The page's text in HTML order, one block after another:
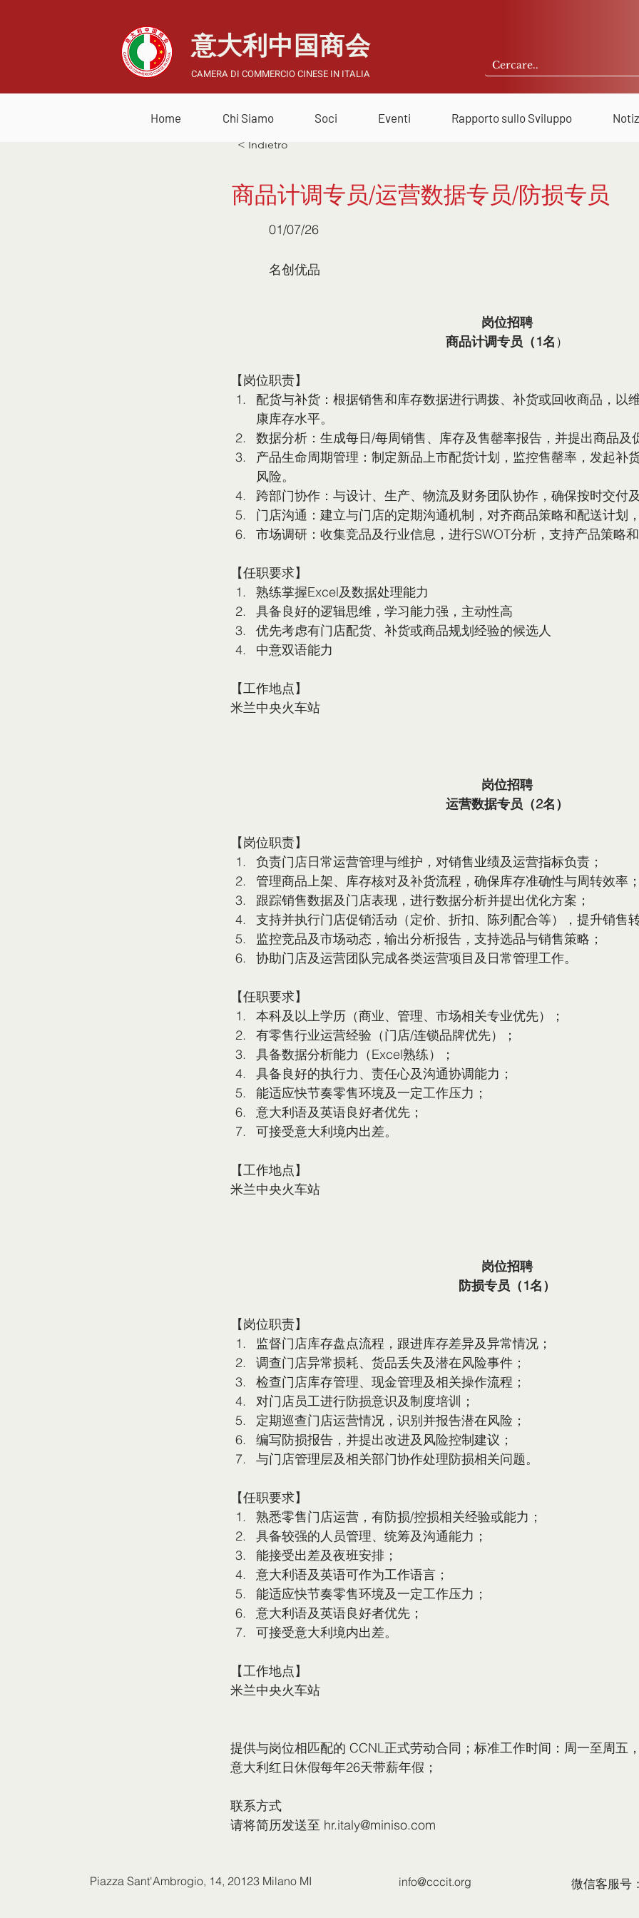
意大利中国商会
CAMERA DI COMMERCIO CINESE IN ITALIA
Home Chi Siamo Soci Eventi Rapporto sullo Sviluppo
< Indietro
商品计调专员/运营数据专员/防损专员
01/07/26
名创优品
岗位招聘
商品计调专员（1名 ）
【岗位职责】
配货与补货：根据销售和库存数据进行调拨、补货或回收商品，以
康库存水平。
数据分析：生成每日/每周销售、库存及售罄率报告，并提出商品及
产品生命周期管理：制定新品上市配货计划，监控售罄率，发起补
风险。
跨部门协作：与设计、生产、物流及财务团队协作，确保按时交付及
门店沟通：建立与门店的定期沟通机制，对齐商品策略和配送计划
市场调研：收集竞品及行业信息，进行SWOT分析，支持产品策略和
【任职要求】
熟练掌握Excel及数据处理能力
具备良好的逻辑思维，学习能力强，主动性高
优先考虑有门店配货、补货或商品规划经验的候选人
中意双语能力
【工作地点】
米兰中央火车站
岗位招聘
运营数据专员（2名）
【岗位职责】
负责门店日常运营管理与维护，对销售业绩及运营指标负责；
管理商品上架、库存核对及补货流程，确保库存准确性与周转效率；
跟踪销售数据及门店表现，进行数据分析并提出优化方案；
支持并执行门店促销活动（定价、折扣、陈列配合等），提升销售转
监控竞品及市场动态，输出分析报告，支持选品与销售策略；
协助门店及运营团队完成各类运营项目及日常管理工作。
【任职要求】
本科及以上学历（商业、管理、市场相关专业优先）；
有零售行业运营经验（门店/连锁品牌优先）；
具备数据分析能力（Excel熟练）；
具备良好的执行力、责任心及沟通协调能力；
能适应快节奏零售环境及一定工作压力；
意大利语及英语良好者优先；
可接受意大利境内出差。
【工作地点】
米兰中央火车站
岗位招聘
防损专员（1名）
【岗位职责】
监督门店库存盘点流程，跟进库存差异及异常情况；
调查门店异常损耗、货品丢失及潜在风险事件；
检查门店库存管理、现金管理及相关操作流程；
对门店员工进行防损意识及制度培训；
定期巡查门店运营情况，识别并报告潜在风险；
编写防损报告，并提出改进及风险控制建议；
与门店管理层及相关部门协作处理防损相关问题。
【任职要求】
熟悉零售门店运营，有防损/控损相关经验或能力；
具备较强的人员管理、统筹及沟通能力；
能接受出差及夜班安排；
意大利语及英语可作为工作语言；
能适应快节奏零售环境及一定工作压力；
意大利语及英语良好者优先；
可接受意大利境内出差。
【工作地点】
米兰中央火车站
提供与岗位相匹配的 CCNL正式劳动合同；标准工作时间：周一至周五
意大利红日休假每年26天带薪年假；
联系方式
请将简历发送至 hr.italy@miniso.com
Piazza Sant'Ambrogio, 14, 20123 Milano MI info@cccit.org 微信客服号